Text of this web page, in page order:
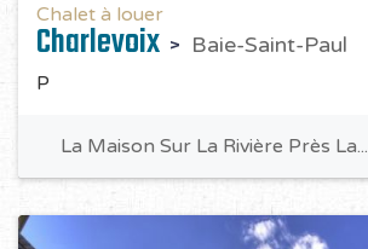
Chalet à louer
Charlevoix Baie-Saint-Paul
P
La Maison Sur La Rivière Près La...